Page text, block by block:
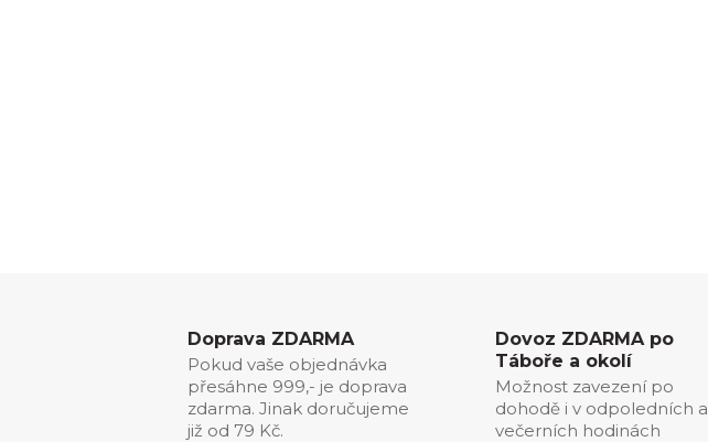
Doprava ZDARMA
Pokud vaše objednávka
přesáhne 999,- je doprava
zdarma. Jinak doručujeme
již od 79 Kč.
Dovoz ZDARMA po
Táboře a okolí
Možnost zavezení po
dohodě i v odpoledních a
večerních hodinách